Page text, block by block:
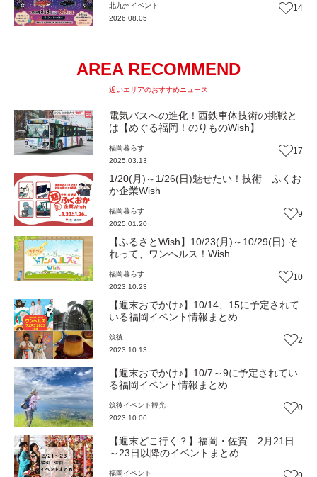
北九州 イベント
2026.08.05
14
AREA RECOMMEND
近いエリアのおすすめニュース
電気バスへの進化！西鉄車体技術の挑戦と
は【めぐる福岡！のりものWish】
福岡暮らす
2025.03.13
17
1/20(月)～1/26(日)魅せたい！技術 ふくお
か企業Wish
福岡暮らす
2025.01.20
9
【ふるさとWish】10/23(月)～10/29(日) そ
れって、ワンへルス！Wish
福岡暮らす
2023.10.23
10
【週末おでかけ♪】10/14、15に予定されて
いる福岡イベント情報まとめ
筑後
2023.10.13
2
【週末おでかけ♪】10/7～9に予定されてい
る福岡イベント情報まとめ
筑後イベント観光
2023.10.06
0
【週末どこ行く？】福岡・佐賀 2月21日
～23日以降のイベントまとめ
福岡 イベント